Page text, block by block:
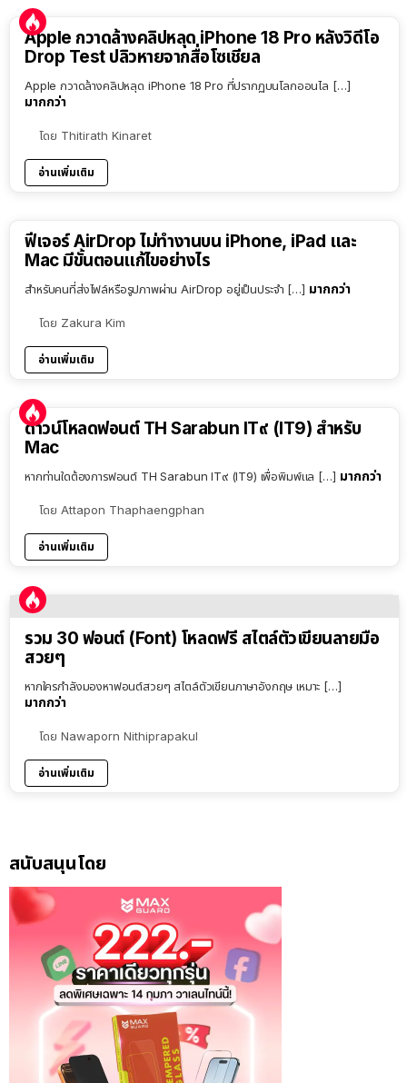
Apple กวาดล้างคลิปหลุด iPhone 18 Pro หลังวิดีโอ
Drop Test ปลิวหายจากสื่อโซเชียล
Apple กวาดล้างคลิปหลุด iPhone 18 Pro ที่ปรากฏบนโลกออนไล […]
มากกว่า
โดย Thitirath Kinaret
อ่านเพิ่มเติม
ฟีเจอร์ AirDrop ไม่ทำงานบน iPhone, iPad และ
Mac มีขั้นตอนแก้ไขอย่างไร
สำหรับคนที่ส่งไฟล์หรือรูปภาพผ่าน AirDrop อยู่เป็นประจำ […] มากกว่า
โดย Zakura Kim
อ่านเพิ่มเติม
ดาวน์โหลดฟอนต์ TH Sarabun IT๙ (IT9) สำหรับ
Mac
หากท่านใดต้องการฟอนต์ TH Sarabun IT๙ (IT9) เพื่อพิมพ์แล […] มากกว่า
โดย Attapon Thaphaengphan
อ่านเพิ่มเติม
รวม 30 ฟอนต์ (Font) โหลดฟรี สไตล์ตัวเขียนลายมือ
สวยๆ
หากใครกำลังมองหาฟอนต์สวยๆ สไตล์ตัวเขียนภาษาอังกฤษ เหมาะ […]
มากกว่า
โดย Nawaporn Nithiprapakul
อ่านเพิ่มเติม
สนับสนุนโดย